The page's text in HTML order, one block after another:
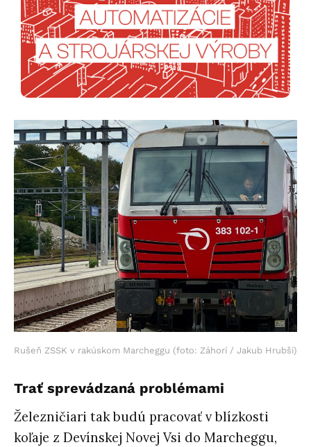
Rušeň ZSSK v rakúskom Marcheggu (foto: Záhorí / Jakub Hrubši)
Trať sprevádzaná problémami
Železničiari tak budú pracovať v blízkosti
koľaje z Devínskej Novej Vsi do Marcheggu,